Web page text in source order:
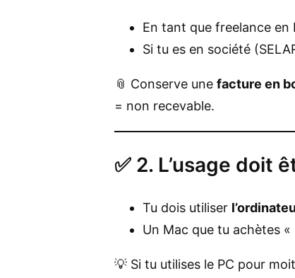
En tant que freelance en
Si tu es en société
📎 Conserve une facture en
= non recevable.
✅ 2. L’usage doit
Tu dois utiliser
Un Mac que tu achètes
💡 Si tu utilises le PC pour